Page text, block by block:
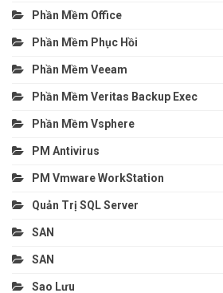
Phần Mềm Office
Phần Mềm Phục Hồi
Phần Mềm Veeam
Phần Mềm Veritas Backup Exec
Phần Mềm Vsphere
PM Antivirus
PM Vmware WorkStation
Quản Trị SQL Server
SAN
SAN
Sao Lưu